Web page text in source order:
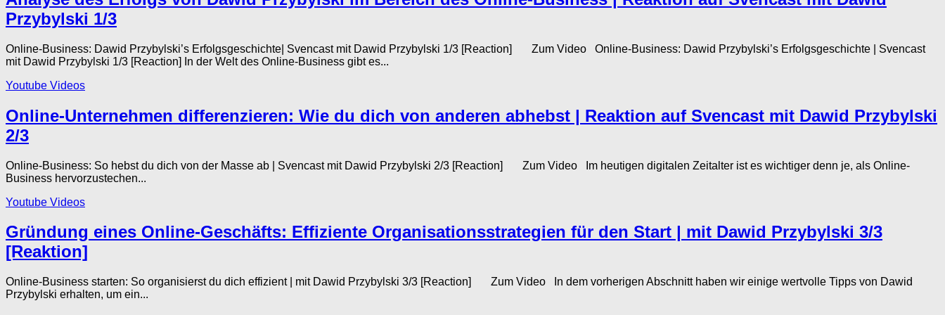
Przybylski 1/3
Online-Business: Dawid Przybylski’s Erfolgsgeschichte| Svencast mit Dawid Przybylski 1/3 [Reaction] Zum Video Online-Business: Dawid Przybylski’s Erfolgsgeschichte | Svencast
mit Dawid Przybylski 1/3 [Reaction] In der Welt des Online-Business gibt es...
Youtube Videos
Online-Unternehmen differenzieren: Wie du dich von anderen abhebst | Reaktion auf Svencast mit Dawid Przybylski
2/3
Online-Business: So hebst du dich von der Masse ab | Svencast mit Dawid Przybylski 2/3 [Reaction] Zum Video Im heutigen digitalen Zeitalter ist es wichtiger denn je, als Online-
Business hervorzustechen...
Youtube Videos
Gründung eines Online-Geschäfts: Effiziente Organisationsstrategien für den Start | mit Dawid Przybylski 3/3
[Reaktion]
Online-Business starten: So organisierst du dich effizient | mit Dawid Przybylski 3/3 [Reaction] Zum Video In dem vorherigen Abschnitt haben wir einige wertvolle Tipps von Dawid
Przybylski erhalten, um ein...